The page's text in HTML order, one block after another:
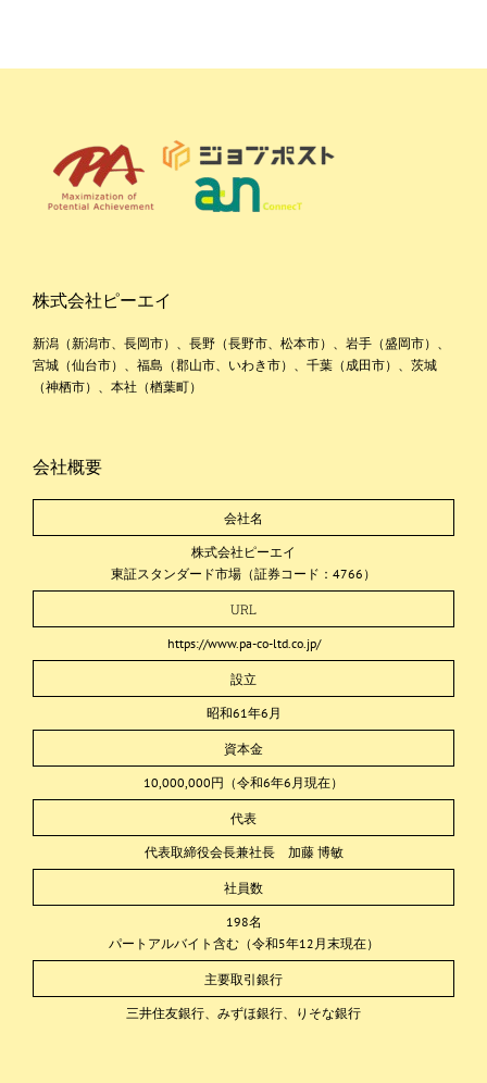
株式会社ピーエイ
新潟（新潟市、長岡市）、長野（長野市、松本市）、岩手（盛岡市）、
宮城（仙台市）、福島（郡山市、いわき市）、千葉（成田市）、茨城
（神栖市）、本社（楢葉町）
会社概要
会社名
株式会社ピーエイ
東証スタンダード市場（証券コード：4766）
URL
https://www.pa-co-ltd.co.jp/
設立
昭和61年6月
資本金
10,000,000円（令和6年6月現在）
代表
代表取締役会長兼社長 加藤 博敏
社員数
198名
パートアルバイト含む（令和5年12月末現在）
主要取引銀行
三井住友銀行、みずほ銀行、りそな銀行